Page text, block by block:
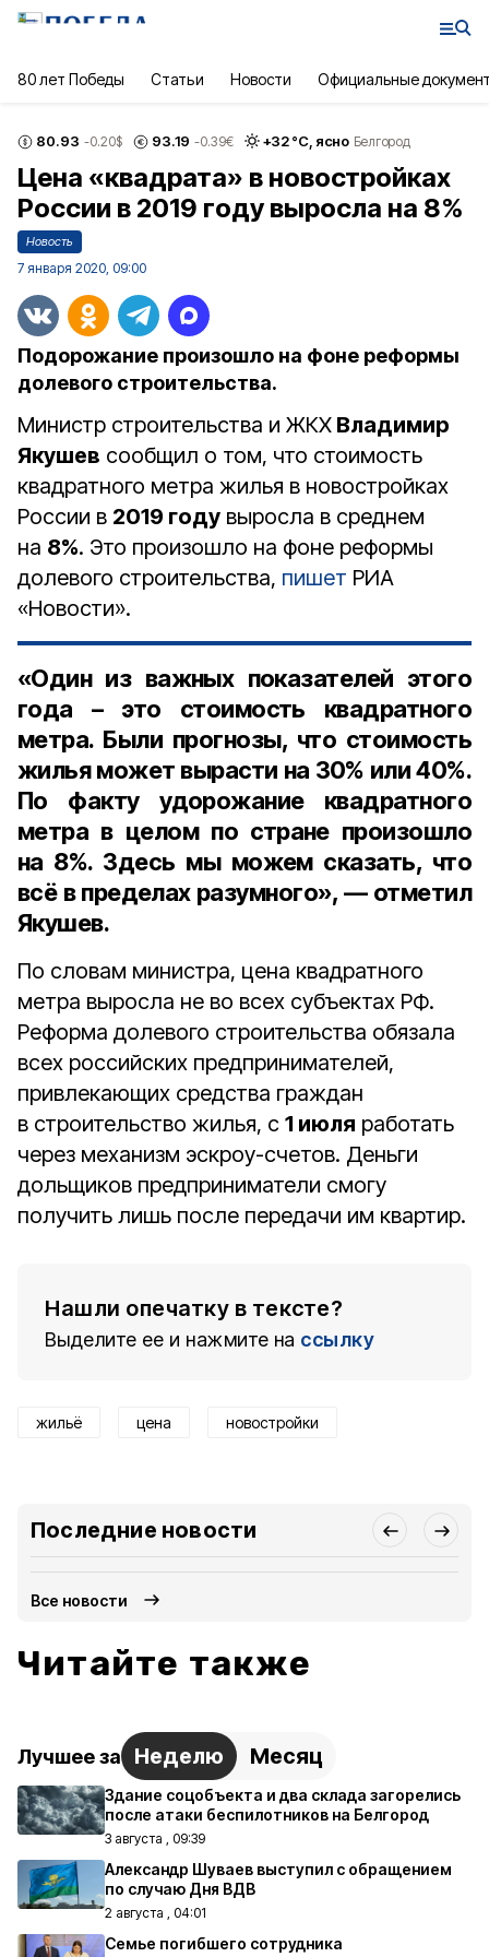
80 лет Победы Статьи Новости Официальные
80.93 -0.20$ 93.19 -0.39€ +32°С, ясно Белгород
Цена «квадрата» в новостройках
России в 2019 году выросла на 8%
Новость
7 января 2020, 09:00
Подорожание произошло на фоне реформы
долевого строительства.
Министр строительства и ЖКХ Владимир
Якушев сообщил о том, что стоимость
квадратного метра жилья в новостройках
Росcии в 2019 году выросла в среднем
на 8%. Это произошло на фоне реформы
долевого строительства, пишет РИА
«Новости».
«Один из важных показателей этого
года – это стоимость квадратного
метра. Были прогнозы, что стоимость
жилья может вырасти на 30% или 40%.
По факту удорожание квадратного
метра в целом по стране произошло
на 8%. Здесь мы можем сказать, что
всё в пределах разумного», — отметил
Якушев.
По словам министра, цена квадратного
метра выросла не во всех субъектах РФ.
Реформа долевого строительства обязала
всех российских предпринимателей,
привлекающих средства граждан
в строительство жилья, с 1 июля работать
через механизм эскроу-счетов. Деньги
дольщиков предприниматели смогу
получить лишь после передачи им квартир.
Нашли опечатку в тексте?
Выделите ее и нажмите на ссылку
жильё цена новостройки
Последние новости
Все новости
Читайте также
Лучшее за Неделю Месяц
Здание соцобъекта и два склада загорелись
после атаки беспилотников на Белгород
3 августа , 09:39
Александр Шуваев выступил с обращением
по случаю Дня ВДВ
2 августа , 04:01
Семье погибшего сотрудника